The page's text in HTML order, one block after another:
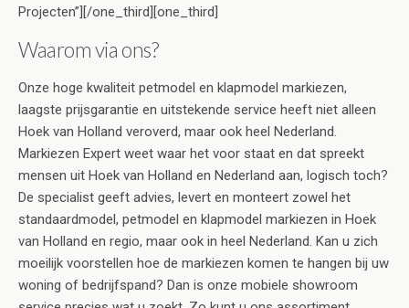
Projecten”][/one_third][one_third]
Waarom via ons?
Onze hoge kwaliteit petmodel en klapmodel markiezen,
laagste prijsgarantie en uitstekende service heeft niet alleen
Hoek van Holland veroverd, maar ook heel Nederland.
Markiezen Expert weet waar het voor staat en dat spreekt
mensen uit Hoek van Holland en Nederland aan, logisch toch?
De specialist geeft advies, levert en monteert zowel het
standaardmodel, petmodel en klapmodel markiezen in Hoek
van Holland en regio, maar ook in heel Nederland. Kan u zich
moeilijk voorstellen hoe de markiezen komen te hangen bij uw
woning of bedrijfspand? Dan is onze mobiele showroom